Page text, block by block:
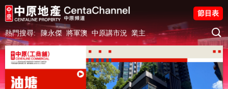
熱門搜尋: 陳永傑 將軍澳 中原講市況 業主
節目表